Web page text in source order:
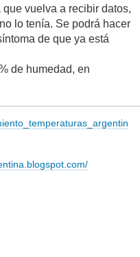
vuelva a recibir datos,
lo tenía. Se podrá hacer
de que ya está
de humedad, en